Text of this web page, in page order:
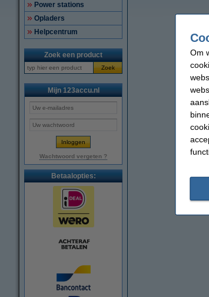
Power stations
Opladers
Helpcentrum
Zoek een product
Zoek
Mijn 123accu.nl
Wachtwoord vergeten ?
Betaalopties:
Om